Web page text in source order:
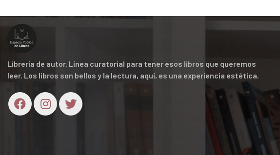
Librería de autor. Línea curatorial para tener esos libros que queremos
leer. Los libros son bellos y la lectura, aquí, es una experiencia estética.